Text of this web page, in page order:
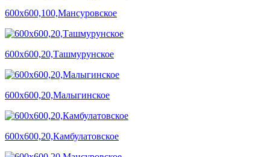
600х600,100,Мансуровское
600х600,20,Ташмурунское
600х600,20,Малыгинское
600х600,20,Камбулатовское